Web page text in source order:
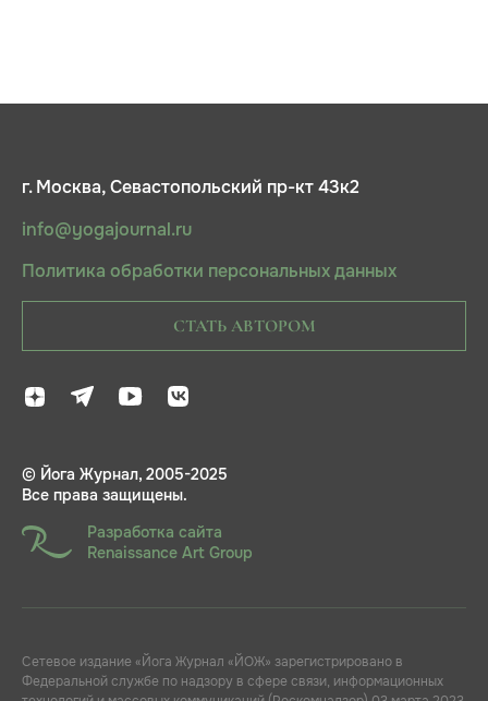
г. Москва, Севастопольский пр-кт 43к2
info@yogajournal.ru
Политика обработки персональных данных
СТАТЬ АВТОРОМ
© Йога Журнал, 2005-2025
Все права защищены.
Разработка сайта
Renaissance Art Group
Сетевое издание «Йога Журнал «ЙОЖ» зарегистрировано в
Федеральной службе по надзору в сфере связи, информационных